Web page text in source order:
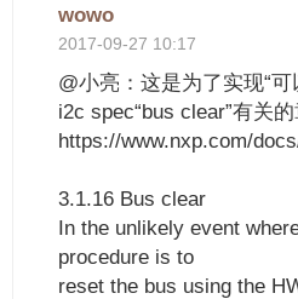
wowo
2017-09-27 10:17
@小亮：这是为了实现“
i2c spec“bus clear”有关
https://www.nxp.com/
3.1.16 Bus clear
In the unlikely event
procedure is to
reset the bus using the